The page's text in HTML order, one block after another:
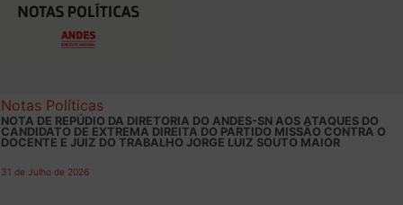
Notas Políticas
NOTA DE REPÚDIO DA DIRETORIA DO ANDES-SN AOS ATAQUES DO
CANDIDATO DE EXTREMA DIREITA DO PARTIDO MISSÃO CONTRA O
DOCENTE E JUIZ DO TRABALHO JORGE LUIZ SOUTO MAIOR
31 de Julho de 2026